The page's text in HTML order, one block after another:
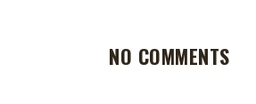
NO COMMENTS